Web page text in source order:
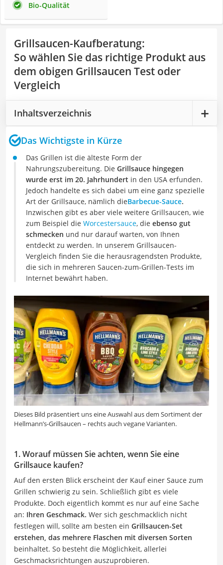
Bio-Qualität
Grillsaucen-Kaufberatung:
So wählen Sie das richtige Produkt aus
dem obigen Grillsaucen Test oder
Vergleich
Inhaltsverzeichnis
Das Wichtigste in Kürze
Das Grillen ist die älteste Form der
Nahrungszubereitung. Die Grillsauce hingegen
wurde erst im 20. Jahrhundert in den USA erfunden.
Jedoch handelte es sich dabei um eine ganz spezielle
Art der Grillsauce, nämlich dieBarbecue-Sauce.
Inzwischen gibt es aber viele weitere Grillsaucen, wie
zum Beispiel die Worcestersauce, die ebenso gut
schmecken und nur darauf warten, von Ihnen
entdeckt zu werden. In unserem Grillsaucen-
Vergleich finden Sie die herausragendsten Produkte,
die sich in mehreren Saucen-zum-Grillen-Tests im
Internet bewährt haben.
Dieses Bild präsentiert uns eine Auswahl aus dem Sortiment der
Hellmann’s-Grillsaucen – rechts auch vegane Varianten.
1. Worauf müssen Sie achten, wenn Sie eine
Grillsauce kaufen?
Auf den ersten Blick erscheint der Kauf einer Sauce zum
Grillen schwierig zu sein. Schließlich gibt es viele
Produkte. Doch eigentlich kommt es nur auf eine Sache
an: Ihren Geschmack. Wer sich geschmacklich nicht
festlegen will, sollte am besten ein Grillsaucen-Set
erstehen, das mehrere Flaschen mit diversen Sorten
beinhaltet. So besteht die Möglichkeit, allerlei
Geschmacksrichtungen auszuprobieren.